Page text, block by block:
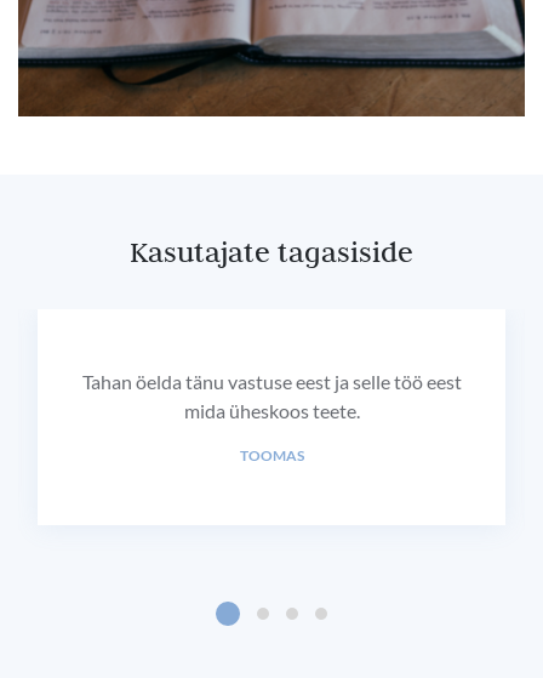
Kasutajate tagasiside
Tahan öelda tänu vastuse eest ja selle töö eest
mida üheskoos teete.
TOOMAS